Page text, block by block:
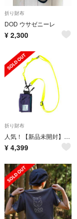
折り財布
DOD ウサゼニーレ
¥ 2,300
折り財布
人気！【新品未開封】DOD ウサゼニーレ 新色 パープル ミニ財布 アウトドア
¥ 4,399